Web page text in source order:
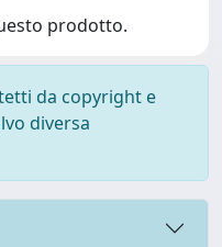
prodotto.
da copyright e
diversa